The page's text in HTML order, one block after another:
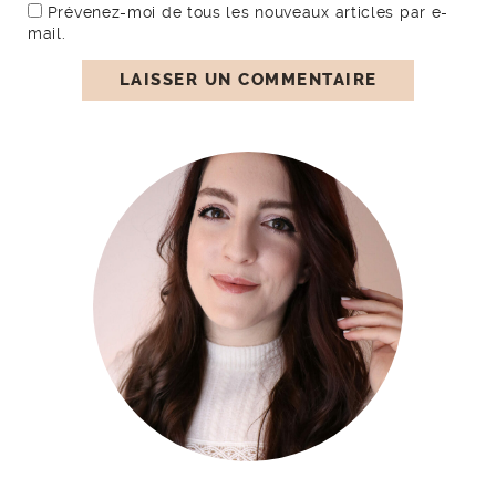
Prévenez-moi de tous les nouveaux articles par e-
mail.